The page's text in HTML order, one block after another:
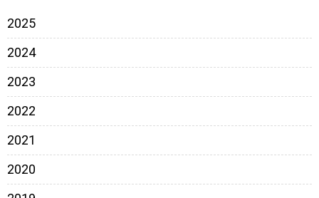
2025
2024
2023
2022
2021
2020